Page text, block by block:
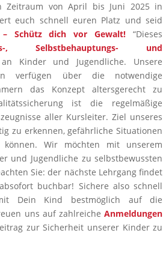
Zeitraum von April bis Juni 2025 in
euch schnell euren Platz und seid
Schütz dich vor Gewalt! “Dieses
, Selbstbehauptungs- und
Kinder und Jugendliche. Unsere
verfügen über die notwendige
das Konzept altersgerecht zu
ist die regelmäßige
aller Kursleiter. Ziel unseres
zu erkennen, gefährliche Situationen
Wir möchten mit unserem
und Jugendliche zu selbstbewussten
Sie: der nächste Lehrgang findet
buchbar! Sichere also schnell
Dein Kind bestmöglich auf die
uns auf zahlreicheAnmeldungen
zur Sicherheit unserer Kinder zu